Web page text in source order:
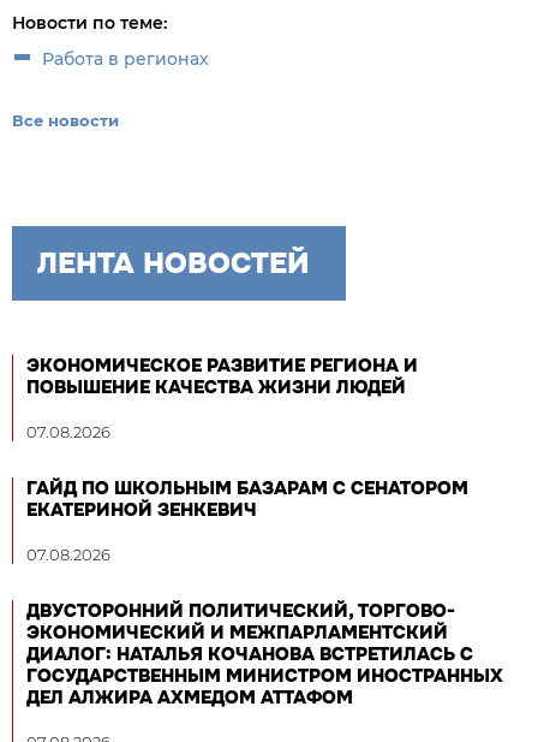
Новости по теме:
Работа в регионах
Все новости
ЛЕНТА НОВОСТЕЙ
ЭКОНОМИЧЕСКОЕ РАЗВИТИЕ РЕГИОНА И
ПОВЫШЕНИЕ КАЧЕСТВА ЖИЗНИ ЛЮДЕЙ
07.08.2026
ГАЙД ПО ШКОЛЬНЫМ БАЗАРАМ С СЕНАТОРОМ
ЕКАТЕРИНОЙ ЗЕНКЕВИЧ
07.08.2026
ДВУСТОРОННИЙ ПОЛИТИЧЕСКИЙ, ТОРГОВО-
ЭКОНОМИЧЕСКИЙ И МЕЖПАРЛАМЕНТСКИЙ
ДИАЛОГ: НАТАЛЬЯ КОЧАНОВА ВСТРЕТИЛАСЬ С
ГОСУДАРСТВЕННЫМ МИНИСТРОМ ИНОСТРАННЫХ
ДЕЛ АЛЖИРА АХМЕДОМ АТТАФОМ